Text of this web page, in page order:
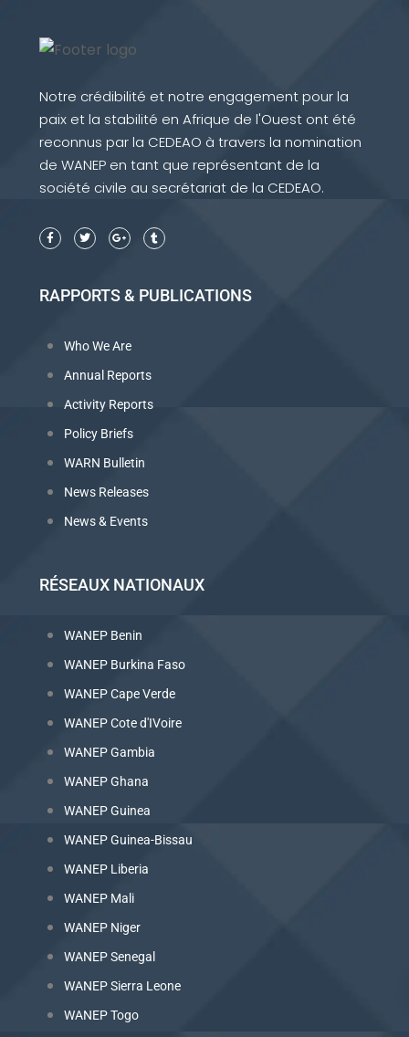
Notre crédibilité et notre engagement pour la
paix et la stabilité en Afrique de l'Ouest ont été
reconnus par la CEDEAO à travers la nomination
de WANEP en tant que représentant de la
société civile au secrétariat de la CEDEAO.
RAPPORTS & PUBLICATIONS
Who We Are
Annual Reports
Activity Reports
Policy Briefs
WARN Bulletin
News Releases
News & Events
RÉSEAUX NATIONAUX
WANEP Benin
WANEP Burkina Faso
WANEP Cape Verde
WANEP Cote d'IVoire
WANEP Gambia
WANEP Ghana
WANEP Guinea
WANEP Guinea-Bissau
WANEP Liberia
WANEP Mali
WANEP Niger
WANEP Senegal
WANEP Sierra Leone
WANEP Togo